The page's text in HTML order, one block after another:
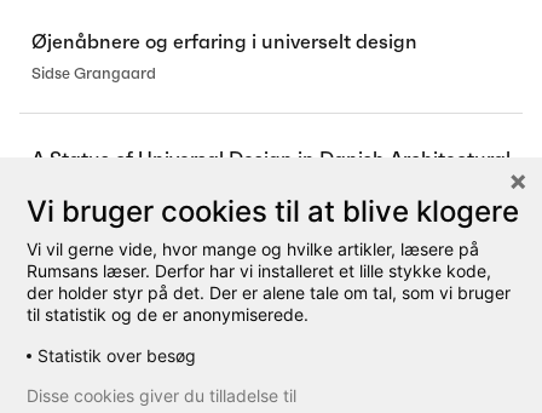
Øjenåbnere og erfaring i universelt design
Sidse Grangaard
A Status of Universal Design in Danish Architectural
Sidse Grangaard
Vi bruger cookies til at blive klogere
Vi vil gerne vide, hvor mange og hvilke artikler, læsere på
Rumsans læser. Derfor har vi installeret et lille stykke kode,
der holder styr på det. Der er alene tale om tal, som vi bruger
til statistik og de er anonymiserede.
Statistik over besøg
Disse cookies giver du tilladelse til